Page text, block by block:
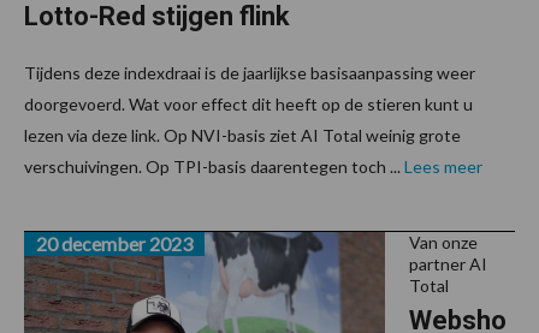
Lotto-Red stijgen flink
Tijdens deze indexdraai is de jaarlijkse basisaanpassing weer
doorgevoerd. Wat voor effect dit heeft op de stieren kunt u
lezen via deze link. Op NVI-basis ziet AI Total weinig grote
verschuivingen. Op TPI-basis daarentegen toch ... Lees meer
Van onze
partner AI
Total
Websho
20 december 2023